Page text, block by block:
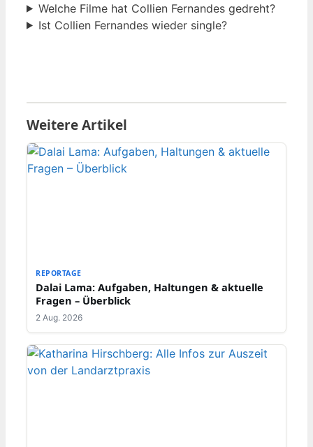
Welche Filme hat Collien Fernandes gedreht?
Ist Collien Fernandes wieder single?
Weitere Artikel
REPORTAGE
Dalai Lama: Aufgaben, Haltungen & aktuelle
Fragen – Überblick
2 Aug. 2026